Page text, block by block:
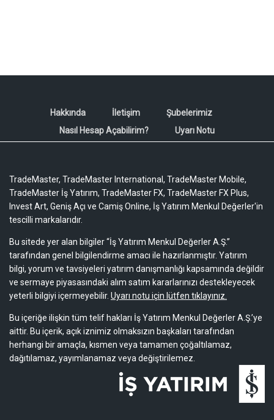
Hakkında İletişim
Şubelerimiz
Nasıl Hesap Açabilirim?
Uyarı Notu
TradeMaster, TradeMaster International, TradeMaster Mobile,
TradeMaster İş Yatırım, TradeMaster FX, TradeMaster FX Plus,
Invest Art, Geniş Açı ve Camiş Online, İş Yatırım Menkul Değerler'in
tescilli markalarıdır.
Bu sitede yer alan bilgiler “İş Yatırım Menkul Değerler A.Ş.”
tarafından genel bilgilendirme amacı ile hazırlanmıştır. Yatırım
bilgi, yorum ve tavsiyeleri yatırım danışmanlığı kapsamında değildir
ve sermaye piyasasındaki alım satım kararlarınızı destekleyecek
yeterli bilgiyi içermeyebilir. Uyarı notu için lütfen tıklayınız.
Bu içeriğe ilişkin tüm telif hakları İş Yatırım Menkul Değerler A.Ş.’ye
aittir. Bu içerik, açık iznimiz olmaksızın başkaları tarafından
herhangi bir amaçla, kısmen veya tamamen çoğaltılamaz,
dağıtılamaz, yayımlanamaz veya değiştirilemez.